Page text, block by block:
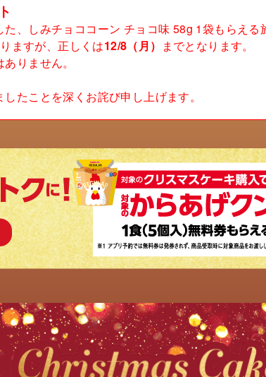
、しみチョココーン チョコ味 58g 1袋もらえ
ますが、正しくは12/8（月） までとなります。
りません。
たことを深くお詫び申し上げます。